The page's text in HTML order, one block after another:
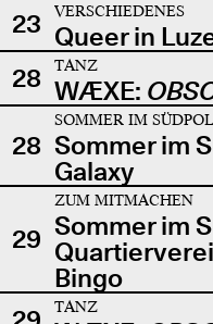
23
VERSCHIEDENES
Queer in
28
TANZ
WÆXE:
28
SOMMER IM SÜDPOL
Sommer im
Galaxy
29
ZUM MITMACHEN
Sommer im
Bingo
TANZ